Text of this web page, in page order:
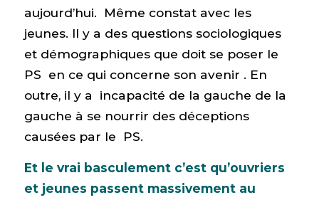
aujourd’hui. Même constat avec les
jeunes. Il y a des questions sociologiques
et démographiques que doit se poser le
PS en ce qui concerne son avenir . En
outre, il y a incapacité de la gauche de la
gauche à se nourrir des déceptions
causées par le PS.
Et le vrai basculement c’est qu’ouvriers
et jeunes passent massivement au